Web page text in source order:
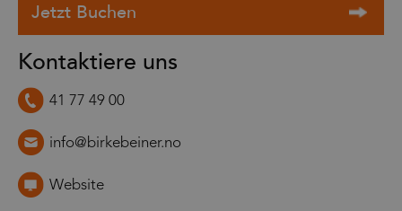
Kontaktiere uns
41 77 49 00
info@birkebeiner.no
Website